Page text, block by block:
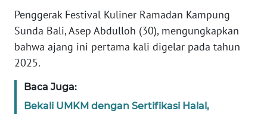
Penggerak Festival Kuliner Ramadan Kampung
Sunda Bali, Asep Abdulloh (30), mengungkapkan
bahwa ajang ini pertama kali digelar pada tahun
2025.
Baca Juga:
Bekali UMKM dengan Sertifikasi Halal,
WN
BANTEN
WN
NTT